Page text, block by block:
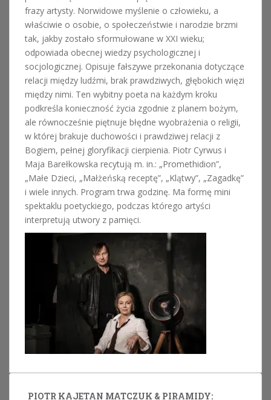
frazy artysty. Norwidowe myślenie o człowieku, a
właściwie o osobie, o społeczeństwie i narodzie brzmi
tak, jakby zostało sformułowane w XXI wieku;
odpowiada obecnej wiedzy psychologicznej i
socjologicznej. Opisuje fałszywe przekonania dotyczące
relacji między ludźmi, brak prawdziwych, głębokich więzi
między nimi. Ten wybitny poeta na każdym kroku
podkreśla konieczność życia zgodnie z planem bożym,
ale równocześnie piętnuje błędne wyobrażenia o religii,
w której brakuje duchowości i prawdziwej relacji z
Bogiem, pełnej gloryfikacji cierpienia. Piotr Cyrwus i
Maja Barełkowska recytują m. in.: „Promethidion”,
„Małe Dzieci, „Małżeńską receptę”, „Klątwy”, „Zagadkę”
i wiele innych. Program trwa godzinę. Ma formę mini
spektaklu poetyckiego, podczas którego artyści
interpretują utwory z pamięci.
PIOTR KAJETAN MATCZUK & PIRAMIDY: